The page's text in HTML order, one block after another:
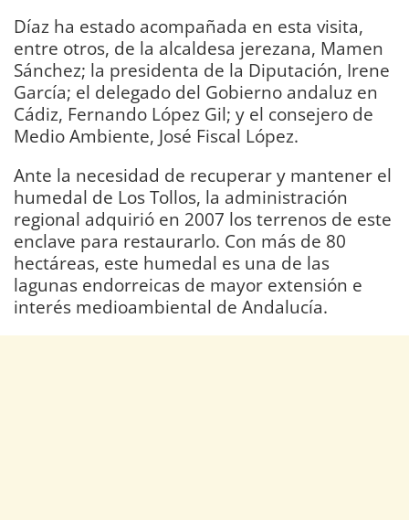
Díaz ha estado acompañada en esta visita,
entre otros, de la alcaldesa jerezana, Mamen
Sánchez; la presidenta de la Diputación, Irene
García; el delegado del Gobierno andaluz en
Cádiz, Fernando López Gil; y el consejero de
Medio Ambiente, José Fiscal López.
Ante la necesidad de recuperar y mantener el
humedal de Los Tollos, la administración
regional adquirió en 2007 los terrenos de este
enclave para restaurarlo. Con más de 80
hectáreas, este humedal es una de las
lagunas endorreicas de mayor extensión e
interés medioambiental de Andalucía.